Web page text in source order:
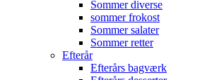
Sommer diverse
sommer frokost
Sommer salater
Sommer retter
Efterår
Efterårs bagværk